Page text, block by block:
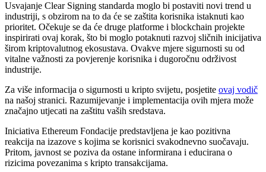
Usvajanje Clear Signing standarda moglo bi postaviti novi trend u
industriji, s obzirom na to da će se zaštita korisnika istaknuti kao
prioritet. Očekuje se da će druge platforme i blockchain projekte
inspirirati ovaj korak, što bi moglo potaknuti razvoj sličnih inicijativa
širom kriptovalutnog ekosustava. Ovakve mjere sigurnosti su od
vitalne važnosti za povjerenje korisnika i dugoročnu održivost
industrije.
Za više informacija o sigurnosti u kripto svijetu, posjetite ovaj vodič
na našoj stranici. Razumijevanje i implementacija ovih mjera može
značajno utjecati na zaštitu vaših sredstava.
Iniciativa Ethereum Fondacije predstavljena je kao pozitivna
reakcija na izazove s kojima se korisnici svakodnevno suočavaju.
Pritom, javnost se poziva da ostane informirana i educirana o
rizicima povezanima s kripto transakcijama.